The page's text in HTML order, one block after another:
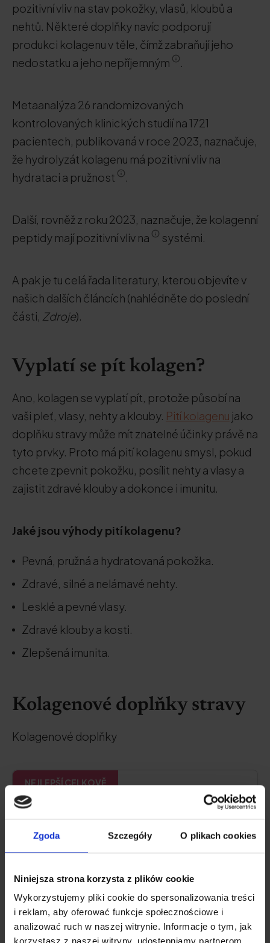
Zgoda Szczegóły O plikach cookies
Niniejsza strona korzysta z plików cookie
Wykorzystujemy pliki cookie do spersonalizowania treści
i reklam, aby oferować funkcje społecznościowe i
analizować ruch w naszej witrynie. Informacje o tym, jak
korzystasz z naszej witryny, udostępniamy partnerom
pozitivní vliv na stav pokožky, vlasů, kloubů a
nehtů. Některé doplňky navíc podporují
produkci kolagenu v těle, čímž zabraňují jeho
nedostatku a jeho nepříjemným
Metaanalýza 26 randomizovaných
kontrolovaných klinických studií na 1721
pacientech, publikovaná v roce 2023, naznačuje,
že hydrolyzát kolagenu má pozitivní vliv na
hydrataci a pružnost
Další, rovněž z roku 2023, naznačuje, že kolagenní
peptidy mají pozitivní vliv na
systémi.
A pak je tu celá řada literatury, kterou objevíte v
našich dalších článcích (nahlédněte do poslední
části, Zdroje).
Vyplatí se pít kolagen?
Ano, kolagen se vyplatí pít, protože působí na
vaši pleť, vlasy, nehty a klouby. Pití kolagenu jako
doplňku stravy může mít znatelné účinky právě na
tyto prvky. Proto má pití kolagenu smysl, pokud
chcete zpevnit pokožku, posílit nehty a vlasy a
zajistit zdravé klouby a dokonce i imunitu.
Jaké jsou výhody pití kolagenu?
Pevná, pružná a hydratovaná pokožka.
Zdravé, silné a nelámavé nehty.
Lesklé a pevné vlasy.
Zdravé klouby a kosti.
Zlepšená imunita.
Kolagenové doplňky stravy
Kolagenové doplňky
NEJLEPŠÍ CELKOVĚ
mg, mango-maracuja